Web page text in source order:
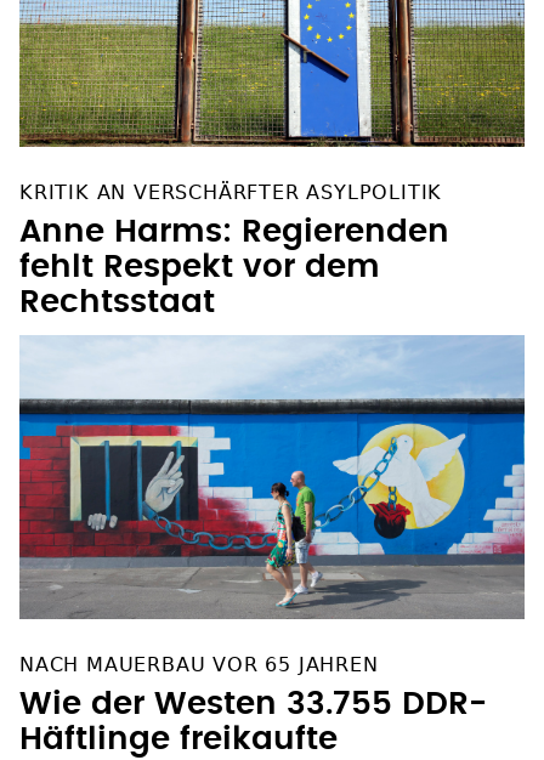
KRITIK AN VERSCHÄRFTER ASYLPOLITIK
Anne Harms: Regierenden
fehlt Respekt vor dem
Rechtsstaat
NACH MAUERBAU VOR 65 JAHREN
Wie der Westen 33.755 DDR-
Häftlinge freikaufte